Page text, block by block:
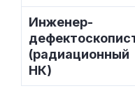
Инженер-
(радиационный
НК)